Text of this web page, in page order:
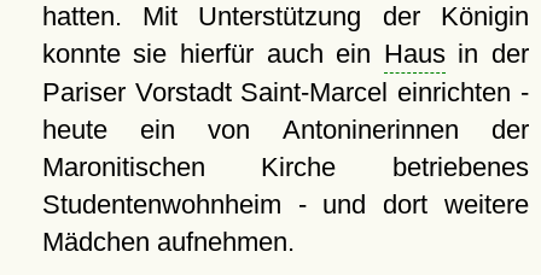
hatten. Mit Unterstützung der Königin
konnte sie hierfür auch ein Hausin der
Pariser Vorstadt Saint-Marcel einrichten -
heute ein von Antoninerinnen der
Maronitischen Kirche betriebenes
Studentenwohnheim - und dort weitere
Mädchen aufnehmen.